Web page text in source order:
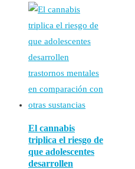
El cannabis
triplica el riesgo de
que adolescentes
desarrollen